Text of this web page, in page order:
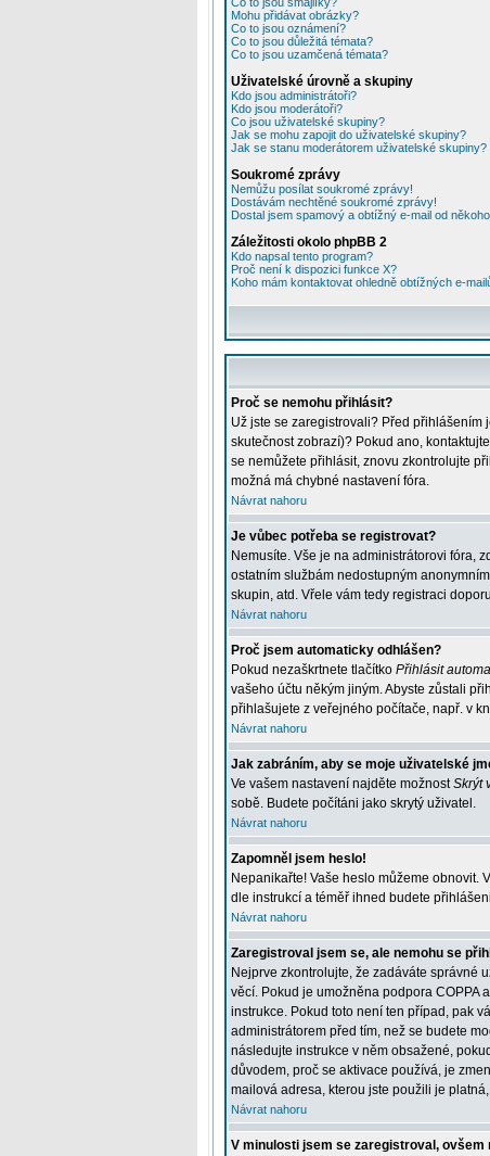
Mohu přidávat obrázky?
Co to jsou oznámení?
Co to jsou důležitá témata?
Co to jsou uzamčená témata?
Uživatelské úrovně a skupiny
Kdo jsou administrátoři?
Kdo jsou moderátoři?
Co jsou uživatelské skupiny?
Jak se mohu zapojit do uživatelské skupiny?
Jak se stanu moderátorem uživatelské skupiny?
Soukromé zprávy
Nemůžu posílat soukromé zprávy!
Dostávám nechtěné soukromé zprávy!
Dostal jsem spamový a obtížný e-mail od
Záležitosti okolo phpBB 2
Kdo napsal tento program?
Proč není k dispozici funkce X?
Koho mám kontaktovat ohledně obtížných e-
Proč se nemohu přihlásit?
Už jste se zaregistrovali? Před přihlášením
skutečnost zobrazí)? Pokud ano,
se nemůžete přihlásit, znovu zkontrolujte
možná má chybné nastavení fóra.
Návrat nahoru
Je vůbec potřeba se registrovat?
Nemusíte. Vše je na administrátorovi fóra,
ostatním službám nedostupným
skupin, atd. Vřele vám tedy registraci
Návrat nahoru
Proč jsem automaticky odhlášen?
Pokud nezaškrtnete tlačítko Přihlásit
vašeho účtu někým jiným. Abyste zůstali
přihlašujete z veřejného počítače, např. v
Návrat nahoru
Jak zabráním, aby se moje uživatelské
Ve vašem nastavení najděte možnostSkrýt
sobě. Budete počítáni jako skrytý uživatel.
Návrat nahoru
Zapomněl jsem heslo!
Nepanikařte! Vaše heslo můžeme obnovit.
dle instrukcí a téměř ihned budete přihlášeni
Návrat nahoru
Zaregistroval jsem se, ale nemohu se
Nejprve zkontrolujte, že zadáváte správné
věcí. Pokud je umožněna podpora COPPA
instrukce. Pokud toto není ten případ, pak
administrátorem před tím, než se budete
následujte instrukce v něm obsažené,
důvodem, proč se aktivace používá, je
mailová adresa, kterou jste použili je
Návrat nahoru
V minulosti jsem se zaregistroval, ovšem